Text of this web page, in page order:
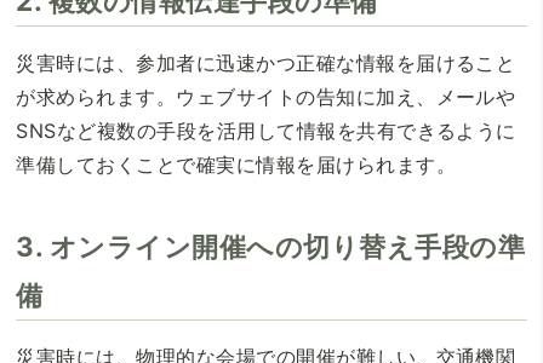
災害時には、参加者に迅速かつ正確な情報を届けること
が求められます。ウェブサイトの告知に加え、メールや
SNSなど複数の手段を活用して情報を共有できるように
準備しておくことで確実に情報を届けられます。
3. オンライン開催への切り替え手段の準
備
災害時には、物理的な会場での開催が難しい、交通機関